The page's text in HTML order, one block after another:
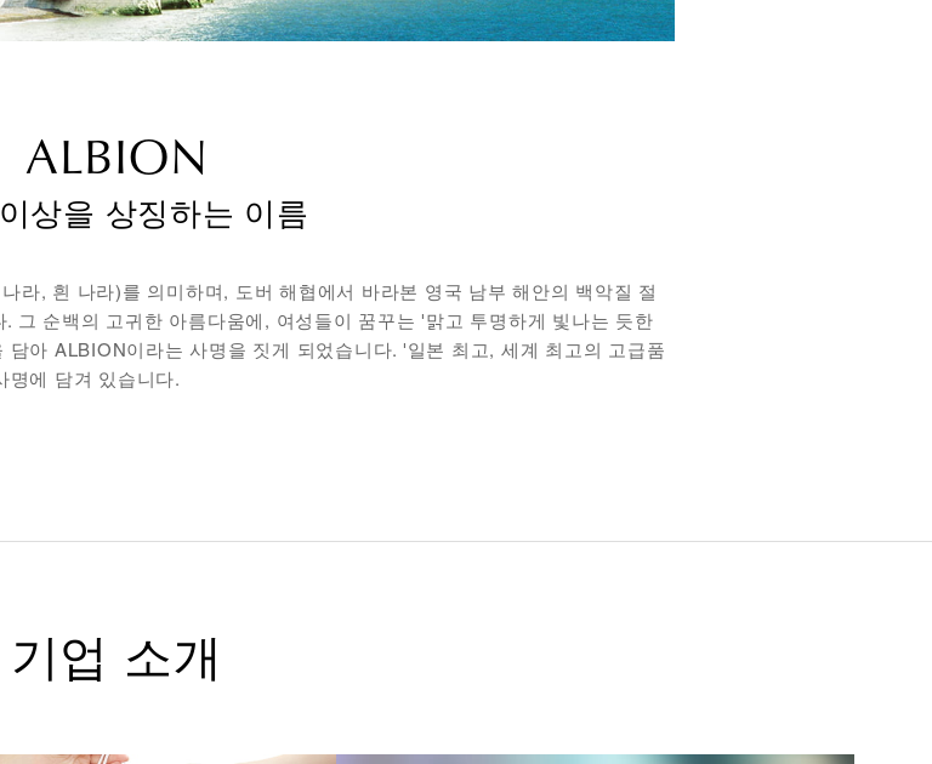
ALBION
상을 상징하는 이름
라, 흰 나라)를 의미하며, 도버 해협에서 바라본 영국 남부 해안의 백악질 절
그 순백의 고귀한 아름다움에, 여성들이 꿈꾸는 '맑고 투명하게 빛나는 듯한
아 ALBION이라는 사명을 짓게 되었습니다. '일본 최고, 세계 최고의 고급품
명에 담겨 있습니다.
기업 소개